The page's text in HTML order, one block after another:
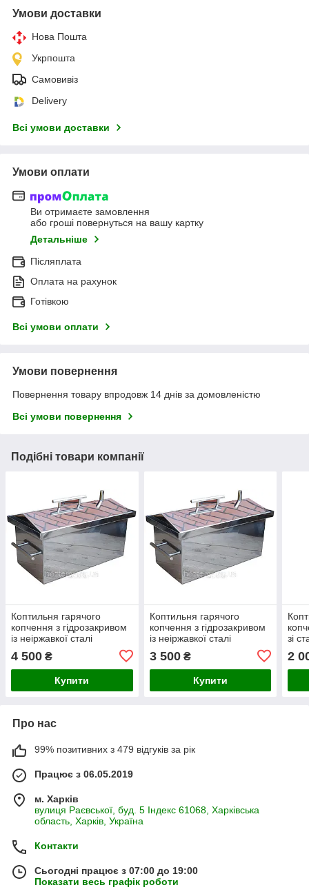
Умови доставки
Нова Пошта
Укрпошта
Самовивіз
Delivery
Всі умови доставки
Умови оплати
Ви отримаєте замовлення
або гроші повернуться на вашу картку
Детальніше
Післяплата
Оплата на рахунок
Готівкою
Всі умови оплати
Умови повернення
Повернення товару впродовж 14 днів за домовленістю
Всі умови повернення
Подібні товари компанії
Коптильня гарячого
копчення з гідрозакривом
із неіржавкої сталі
4 500 ₴
Купити
Коптильня гарячого
копчення з гідрозакривом
із неіржавкої сталі
3 500₴
Купити
зі
2
Про нас
99% позитивних з 479 відгуків за рік
Працює з 06.05.2019
м. Харків
вулиця Раєвської, буд. 5 Індекс 61068, Харківська
область, Харків, Україна
Контакти
Сьогодні працює з 07:00 до 19:00
Показати весь графік роботи